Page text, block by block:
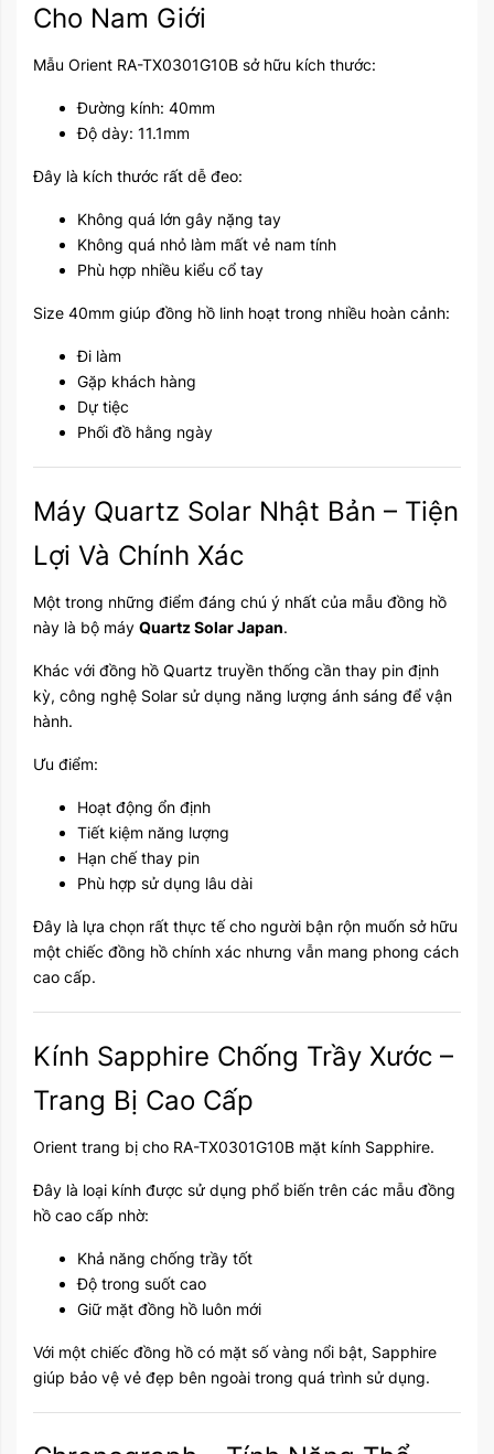
Cho Nam Giới
Mẫu Orient RA-TX0301G10B sở hữu kích thước:
Đường kính: 40mm
Độ dày: 11.1mm
Đây là kích thước rất dễ đeo:
Không quá lớn gây nặng tay
Không quá nhỏ làm mất vẻ nam tính
Phù hợp nhiều kiểu cổ tay
Size 40mm giúp đồng hồ linh hoạt trong nhiều hoàn cảnh:
Đi làm
Gặp khách hàng
Dự tiệc
Phối đồ hằng ngày
Máy Quartz Solar Nhật Bản – Tiện
Lợi Và Chính Xác
Một trong những điểm đáng chú ý nhất của mẫu đồng hồ
này là bộ máy Quartz Solar Japan.
Khác với đồng hồ Quartz truyền thống cần thay pin định
kỳ, công nghệ Solar sử dụng năng lượng ánh sáng để vận
hành.
Ưu điểm:
Hoạt động ổn định
Tiết kiệm năng lượng
Hạn chế thay pin
Phù hợp sử dụng lâu dài
Đây là lựa chọn rất thực tế cho người bận rộn muốn sở hữu
một chiếc đồng hồ chính xác nhưng vẫn mang phong cách
cao cấp.
Kính Sapphire Chống Trầy Xước –
Trang Bị Cao Cấp
Orient trang bị cho RA-TX0301G10B mặt kính Sapphire.
Đây là loại kính được sử dụng phổ biến trên các mẫu đồng
hồ cao cấp nhờ:
Khả năng chống trầy tốt
Độ trong suốt cao
Giữ mặt đồng hồ luôn mới
Với một chiếc đồng hồ có mặt số vàng nổi bật, Sapphire
giúp bảo vệ vẻ đẹp bên ngoài trong quá trình sử dụng.